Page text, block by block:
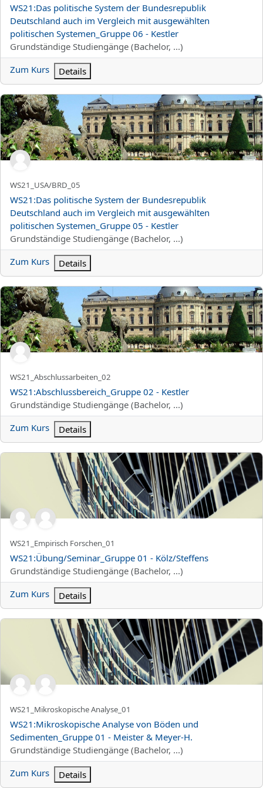
Kursname
WS21:Das politische System der Bundesrepublik
Deutschland auch im Vergleich mit ausgewählten
politischen Systemen_Gruppe 06 - Kestler
Kursbereich
Grundständige Studiengänge (Bachelor, ...)
Zum Kurs
Details
WS21:Das politische System der Bundesrepublik Deutschland
Kurzer Kursname
WS21_USA/BRD_05
Kursname
WS21:Das politische System der Bundesrepublik
Deutschland auch im Vergleich mit ausgewählten
politischen Systemen_Gruppe 05 - Kestler
Kursbereich
Grundständige Studiengänge (Bachelor, ...)
Zum Kurs
Details
WS21:Abschlussbereich_Gruppe 02 - Kestler
Kurzer Kursname
WS21_Abschlussarbeiten_02
Kursname
WS21:Abschlussbereich_Gruppe 02 - Kestler
Kursbereich
Grundständige Studiengänge (Bachelor, ...)
Zum Kurs
Details
WS21:Übung/Seminar_Gruppe 01 - Kölz/Steffens
Kurzer Kursname
WS21_Empirisch Forschen_01
Kursname
WS21:Übung/Seminar_Gruppe 01 - Kölz/Steffens
Kursbereich
Grundständige Studiengänge (Bachelor, ...)
Zum Kurs
Details
WS21:Mikroskopische Analyse von Böden und
Kurzer Kursname
WS21_Mikroskopische Analyse_01
Kursname
WS21:Mikroskopische Analyse von Böden und
Sedimenten_Gruppe 01 - Meister & Meyer-H.
Kursbereich
Grundständige Studiengänge (Bachelor, ...)
Zum Kurs
Details